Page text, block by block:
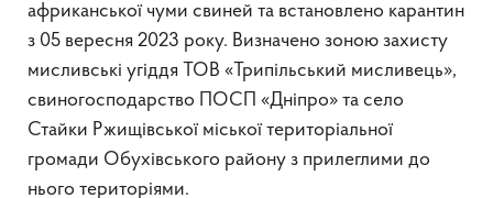
африканської чуми свиней та встановлено карантин
з 05 вересня 2023 року. Визначено зоною захисту
мисливські угіддя ТОВ «Трипільський мисливець»,
свиногосподарство ПОСП «Дніпро» та село
Стайки Ржищівської міської територіальної
громади Обухівського району з прилеглими до
нього територіями.